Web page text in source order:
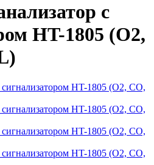
с
HT-1805 (O2,